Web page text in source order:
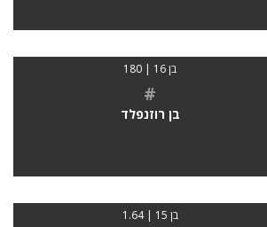
בן 16 | 180
#
בן רוזנפלד
בן 15 | 1.64